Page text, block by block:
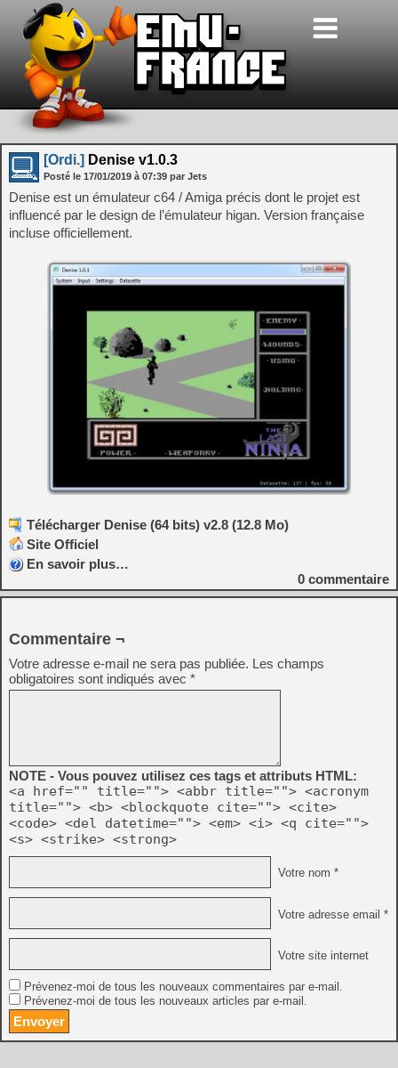
[Ordi.] Denise v1.0.3
Posté le 17/01/2019 à 07:39 par Jets
Denise est un émulateur c64 / Amiga précis dont le projet est
influencé par le design de l’émulateur higan. Version française
incluse officiellement.
Télécharger Denise (64 bits) v2.8 (12.8 Mo)
Site Officiel
En savoir plus…
0 commentaire
Commentaire ¬
Votre adresse e-mail ne sera pas publiée. Les champs
obligatoires sont indiqués avec *
NOTE - Vous pouvez utilisez ces tags et attributs HTML:
<a href="" title=""> <abbr title=""> <acronym
title=""> <b> <blockquote cite=""> <cite>
<code> <del datetime=""> <em> <i> <q cite="">
<s> <strike> <strong>
Votre nom *
Votre adresse email *
Votre site internet
Prévenez-moi de tous les nouveaux commentaires par e-mail.
Prévenez-moi de tous les nouveaux articles par e-mail.